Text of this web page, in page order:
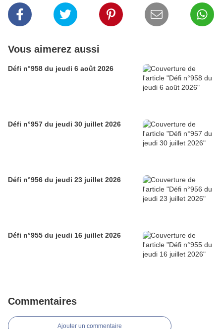
Vous aimerez aussi
Défi n°958 du jeudi 6 août 2026
Défi n°957 du jeudi 30 juillet 2026
Défi n°956 du jeudi 23 juillet 2026
Défi n°955 du jeudi 16 juillet 2026
Commentaires
Ajouter un commentaire